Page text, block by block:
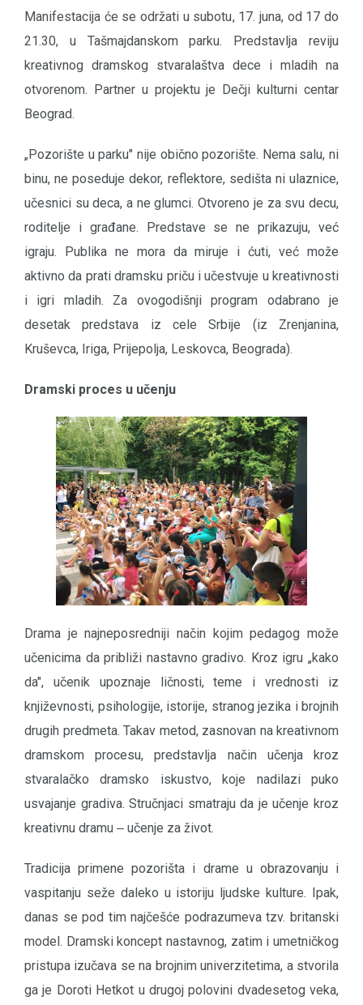
Manifestacija će se održati u subotu, 17. juna, od 17 do
21.30, u Tašmajdanskom parku. Predstavlja reviju
kreativnog dramskog stvaralaštva dece i mladih na
otvorenom. Partner u projektu je Dečji kulturni centar
Beograd.
„Pozorište u parku" nije obično pozorište. Nema salu, ni
binu, ne poseduje dekor, reflektore, sedišta ni ulaznice,
učesnici su deca, a ne glumci. Otvoreno je za svu decu,
roditelje i građane. Predstave se ne prikazuju, već
igraju. Publika ne mora da miruje i ćuti, već može
aktivno da prati dramsku priču i učestvuje u kreativnosti
i igri mladih. Za ovogodišnji program odabrano je
desetak predstava iz cele Srbije (iz Zrenjanina,
Kruševca, Iriga, Prijepolja, Leskovca, Beograda).
Dramski proces u učenju
Drama je najneposredniji način kojim pedagog može
učenicima da približi nastavno gradivo. Kroz igru „kako
da", učenik upoznaje ličnosti, teme i vrednosti iz
književnosti, psihologije, istorije, stranog jezika i brojnih
drugih predmeta. Takav metod, zasnovan na kreativnom
dramskom procesu, predstavlja način učenja kroz
stvaralačko dramsko iskustvo, koje nadilazi puko
usvajanje gradiva. Stručnjaci smatraju da je učenje kroz
kreativnu dramu ‒ učenje za život.
Tradicija primene pozorišta i drame u obrazovanju i
vaspitanju seže daleko u istoriju ljudske kulture. Ipak,
danas se pod tim najčešće podrazumeva tzv. britanski
model. Dramski koncept nastavnog, zatim i umetničkog
pristupa izučava se na brojnim univerzitetima, a stvorila
ga je Doroti Hetkot u drugoj polovini dvadesetog veka,